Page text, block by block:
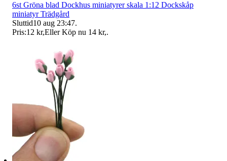
6st Gröna blad Dockhus miniatyrer skala 1:12 Dockskåp
miniatyr Trädgård
Sluttid10 aug 23:47.
Pris:12 kr,Eller Köp nu 14 kr,.